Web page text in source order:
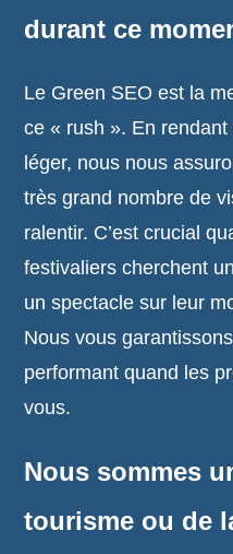
durant ce
Le Green SEO est la
ce « rush ». En
léger, nous nous
très grand nombre de
ralentir. C’est crucial
festivaliers cherchent
un spectacle sur leur
Nous vous
performant quand les
vous.
Nous sommes
tourisme ou de